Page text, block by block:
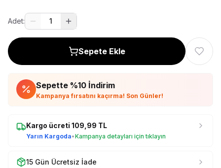
Adet: 1
Sepete Ekle
Sepette %10 İndirim
Kampanya fırsatını kaçırma! Son Günler!
Kargo ücreti 109,99 TL
Yarın Kargoda•Kampanya detayları için tıklayın
15 Gün Ücretsiz İade